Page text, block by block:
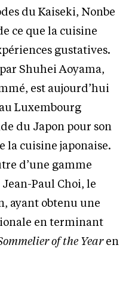
du Kaiseki, Nonbe
ce que la cuisine
gustatives.
Shuhei Aoyama,
est aujourd’hui
Luxembourg
du Japon pour son
la cuisine japonaise.
d’une gamme
Paul Choi, le
ayant obtenu une
en terminant
of the Yearen